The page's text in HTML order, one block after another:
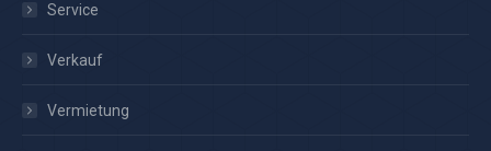
Service
Verkauf
Vermietung